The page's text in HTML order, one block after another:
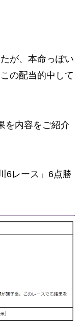
が、本命っぽい
の配当的中して
を内容をご紹介
6レース」6点勝